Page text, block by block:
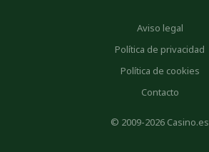
© 2009-2026 Casino.es
Aviso legal
Política de privacidad
Política de cookies
Contacto